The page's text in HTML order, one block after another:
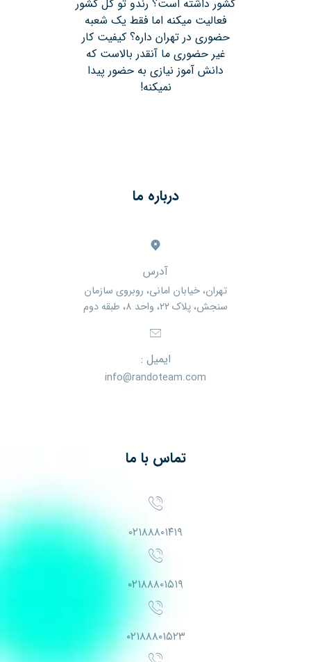
کشور داشته است؟ رندو تو کل کشور
فعالیت میکنه اما فقط یک شعبه
حضوری در تهران داره؟ کیفیت کار
غیر حضوری ما آنقدر بالاست که
دانش آموز نیازی به حضور پیدا
نمیکنه!
درباره ما
آدرس
تهران، خیابان امانی، روبروی سازمان
سنجش، پلاک ۲۲، واحد ۸، طبقه دوم
ایمیل :
info@randoteam.com
تماس با ما
۰۲۱۸۸۸۰۱۴۱۹
۰۲۱۸۸۸۰۱۵۱۹
۰۲۱۸۸۸۰۱۵۲۳